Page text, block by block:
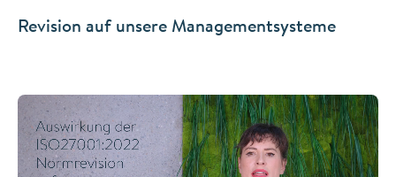
Revision auf unsere Managementsysteme